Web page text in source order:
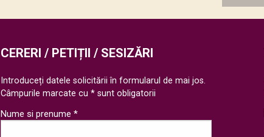
CERERI / PETIȚII / SESIZĂRI
Introduceți datele solicitării în formularul de mai jos.
Câmpurile marcate cu * sunt obligatorii
Nume si prenume *